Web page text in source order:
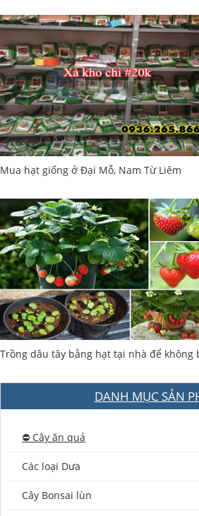
Mua hạt giống ở Đại Mỗ, Nam Từ Liêm
Trồng dâu tây bằng hạt tại nhà để không
DANH MỤC SẢN
⛔️ Cây ăn quả
Các loại Dưa
Cây Bonsai lùn